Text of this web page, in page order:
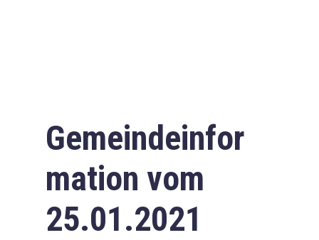
Gemeindeinfor
mation vom
25.01.2021